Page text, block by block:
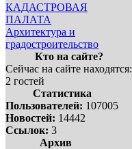
КАДАСТРОВАЯ
ПАЛАТА
Архитектура и
градостроительство
Кто на сайте?
Сейчас на сайте находятся:
2 гостей
Статистика
Пользователей: 107005
Новостей: 14442
Ссылок: 3
Архив